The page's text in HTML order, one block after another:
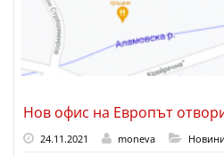
Нов офис на Европът
24.11.2021 moneva Новини